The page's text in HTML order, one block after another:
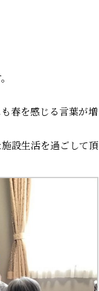
春を感じる言葉が増
設生活を過ごして頂